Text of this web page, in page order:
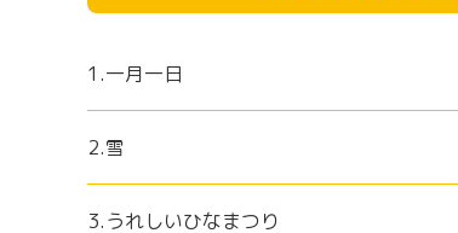
1.一月一日
2.雪
3.うれしいひなまつり